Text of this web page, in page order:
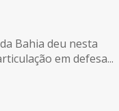
Bahia deu nesta
em defesa...